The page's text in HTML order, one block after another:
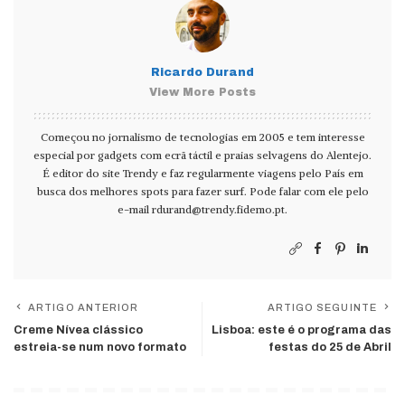
Ricardo Durand
View More Posts
Começou no jornalismo de tecnologias em 2005 e tem interesse
especial por gadgets com ecrã táctil e praias selvagens do Alentejo.
É editor do site Trendy e faz regularmente viagens pelo País em
busca dos melhores spots para fazer surf. Pode falar com ele pelo
e-mail rdurand@trendy.fidemo.pt.
ARTIGO ANTERIOR
Creme Nívea clássico
estreia-se num novo formato
ARTIGO SEGUINTE
Lisboa: este é o programa das
festas do 25 de Abril